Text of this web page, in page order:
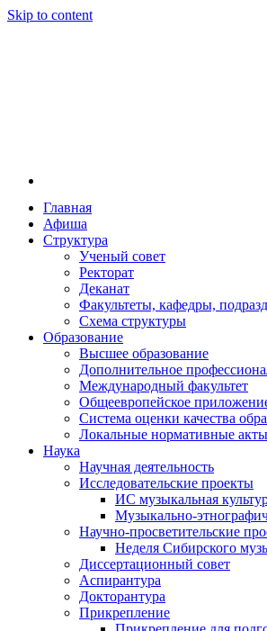
Skip to content
Новосибирская
Новосибирская
году распоряжением совмина
заведением в Сибири[2] и до
Глинки.
Главная
Афиша
Структура
Ученый совет
Ректорат
Деканат
Факультеты, кафедры,
Схема структуры
Образование
Высшее образование
Дополнительное
Международный факультет
Общеевропейское
Система оценки качества
Локальные нормативные акты
Наука
Научная деятельность
Исследовательские проекты
ИС музыкальная
Музыкально-
Научно-просветительские
Неделя Сибирского
Диссертационный совет
Аспирантура
Докторантура
Прикрепление